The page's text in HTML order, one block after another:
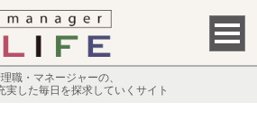
職・マネージャーの、
実した毎日を探求していくサイト